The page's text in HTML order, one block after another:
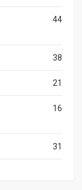
44
38
21
16
31